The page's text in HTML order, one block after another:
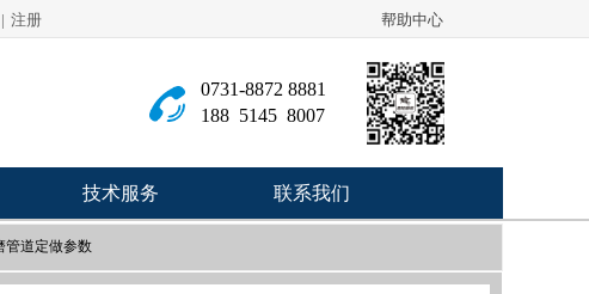
帮助中心
| 注册
0731-8872 8881
188 5145 8007
技术服务 联系我们
管道定做参数